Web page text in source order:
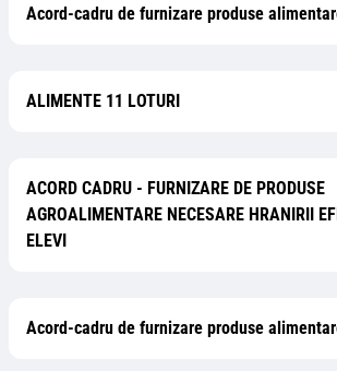
Acord-cadru de furnizare produse
ALIMENTE 11 LOTURI
ACORD CADRU - FURNIZARE DE PRODUSE
AGROALIMENTARE NECESARE HRANIRII
ELEVI
Acord-cadru de furnizare produse